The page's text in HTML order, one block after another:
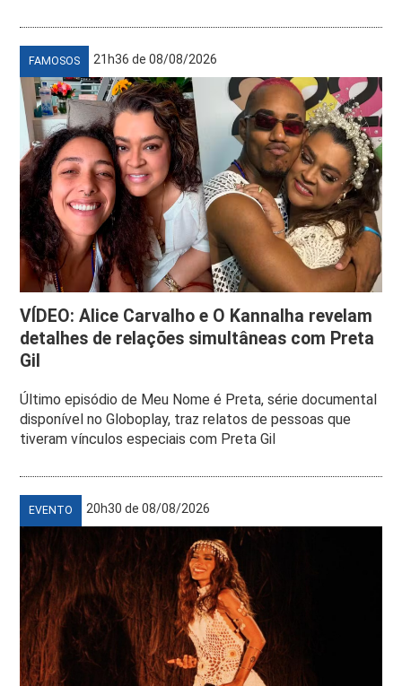
FAMOSOS 21h36 de 08/08/2026
VÍDEO: Alice Carvalho e O Kannalha revelam
detalhes de relações simultâneas com Preta
Gil
Último episódio de Meu Nome é Preta, série documental
disponível no Globoplay, traz relatos de pessoas que
tiveram vínculos especiais com Preta Gil
EVENTO 20h30 de 08/08/2026